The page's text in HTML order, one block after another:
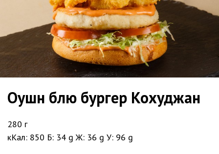
Оушн блю бургер Кохуджан
280 г
кКал: 850 Б: 34 g Ж: 36 g У: 96 g